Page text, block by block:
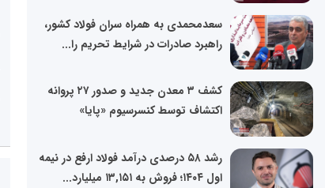
سعدمحمدی به همراه سران فولاد کشور،
راهبرد صادرات در شرایط تحریم را...
کشف ۳ معدن جدید و صدور ۲۷ پروانه
اکتشاف توسط کنسرسیوم «پایا»
رشد ۵۸ درصدی درآمد فولاد ارفع در نیمه
اول ۱۴۰۴؛ فروش به ۱۳,۱۵۱ میلیارد...